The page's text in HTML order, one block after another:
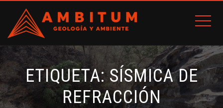
ETIQUETA:SÍSMICA DE
REFRACCIÓN